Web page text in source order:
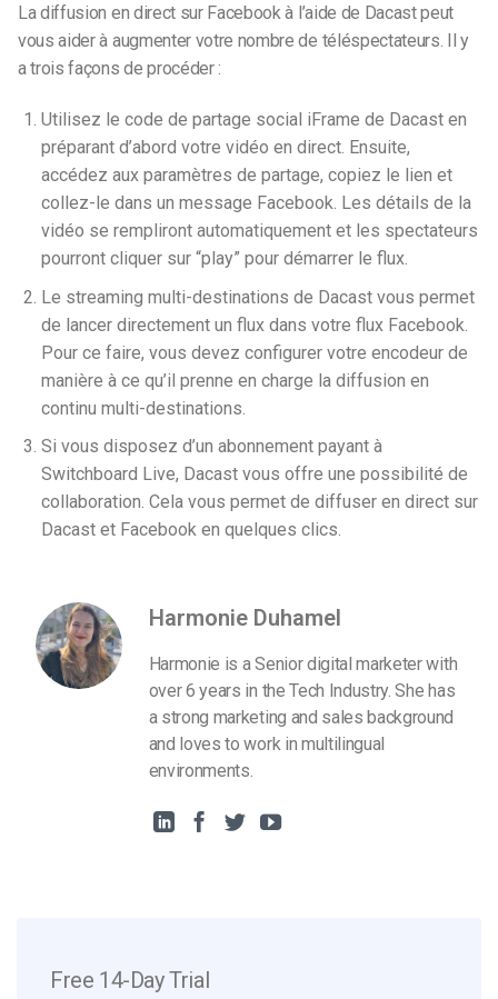
La diffusion en direct sur Facebook à l’aide de Dacast peut
vous aider à augmenter votre nombre de téléspectateurs. Il y
a trois façons de procéder :
Utilisez le code de partage social iFrame de Dacast en
préparant d’abord votre vidéo en direct. Ensuite,
accédez aux paramètres de partage, copiez le lien et
collez-le dans un message Facebook. Les détails de la
vidéo se rempliront automatiquement et les spectateurs
pourront cliquer sur “play” pour démarrer le flux.
Le streaming multi-destinations de Dacast vous permet
de lancer directement un flux dans votre flux Facebook.
Pour ce faire, vous devez configurer votre encodeur de
manière à ce qu’il prenne en charge la diffusion en
continu multi-destinations.
Si vous disposez d’un abonnement payant à
Switchboard Live, Dacast vous offre une possibilité de
collaboration. Cela vous permet de diffuser en direct sur
Dacast et Facebook en quelques clics.
Harmonie Duhamel
Harmonie is a Senior digital marketer with
over 6 years in the Tech Industry. She has
a strong marketing and sales background
and loves to work in multilingual
environments.
Free 14-Day Trial